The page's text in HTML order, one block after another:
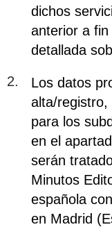
dichos
anterior a
detallada
Los datos
alta/
para los
en el
serán
Minutos
española
en Madrid